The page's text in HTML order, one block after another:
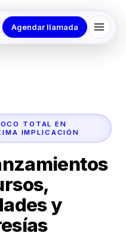
Agendar llamada
TOTAL EN
IMPLICACIÓN
y